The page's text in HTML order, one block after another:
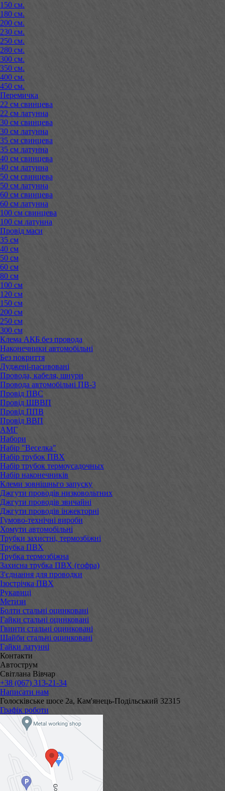
150 см.
180 см.
200 см.
230 см.
250 см.
280 см.
300 см.
350 см.
400 см.
450 см.
Перемичка
22 см свинцева
22 см латунна
30 см свинцева
30 см латунна
35 см свинцева
35 см латунна
40 см свинцева
40 см латунна
50 см свинцева
50 см латунна
60 см свинцева
60 см латунна
100 см свинцева
100 см латунна
Провід маси
35 см
40 см
50 см
60 см
80 см
100 см
120 см
150 см
200 см
250 см
300 см
Клема АКБ без провода
Наконечники автомобільні
Без покриття
Луджені-пасивовані
Провода, кабеля, шнури
Провода автомобільні ПВ-3
Провід ПВС
Провід ШВВП
Провід ППВ
Провід ВВП
АМГ
Набори
Набір "Веселка"
Набір трубок ПВХ
Набір трубок термоусадочных
Набір наконечників
Клеми зовнішньго запуску
Джгути проводів низковольтних
Джгути проводів звичайні
Джгути проводів інжекторні
Гумово-технічні вироби
Хомути автомобільні
Трубки захистні, термозбіжні
Трубка ПВХ
Трубка термозбіжна
Захисна трубка ПВХ (гофра)
З'єднання для проводки
Ізострічка ПВХ
Рукавиці
Метизи
Болти стальні оцинковані
Гайки стальні оцинковані
Гвинти стальні оцинковані
Шайби стальні оцинковані
Гайки латунні
Контакти
Автострум
Світлана Вівчар
+38 (067) 313-21-34
Написати нам
Голосківське шосе 2а, Кам'янець-Подільський 32315
Графік роботи